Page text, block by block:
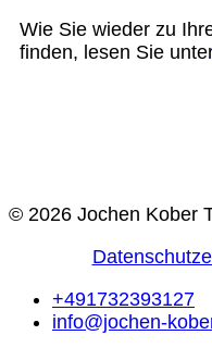
Wie Sie wieder zu
finden, lesen Sie
© 2026 Jochen Kober
+491732393127
info@jochen-